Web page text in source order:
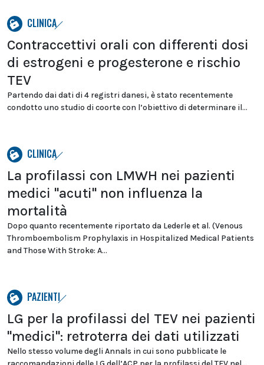
CLINICA
Contraccettivi orali con differenti dosi
di estrogeni e progesterone e rischio
TEV
Partendo dai dati di 4 registri danesi, è stato recentemente
condotto uno studio di coorte con l’obiettivo di determinare il...
CLINICA
La profilassi con LMWH nei pazienti
medici "acuti" non influenza la
mortalità
Dopo quanto recentemente riportato da Lederle et al. (Venous
Thromboembolism Prophylaxis in Hospitalized Medical Patients
and Those With Stroke: A...
PAZIENTI
LG per la profilassi del TEV nei pazienti
"medici": retroterra dei dati utilizzati
Nello stesso volume degli Annals in cui sono pubblicate le